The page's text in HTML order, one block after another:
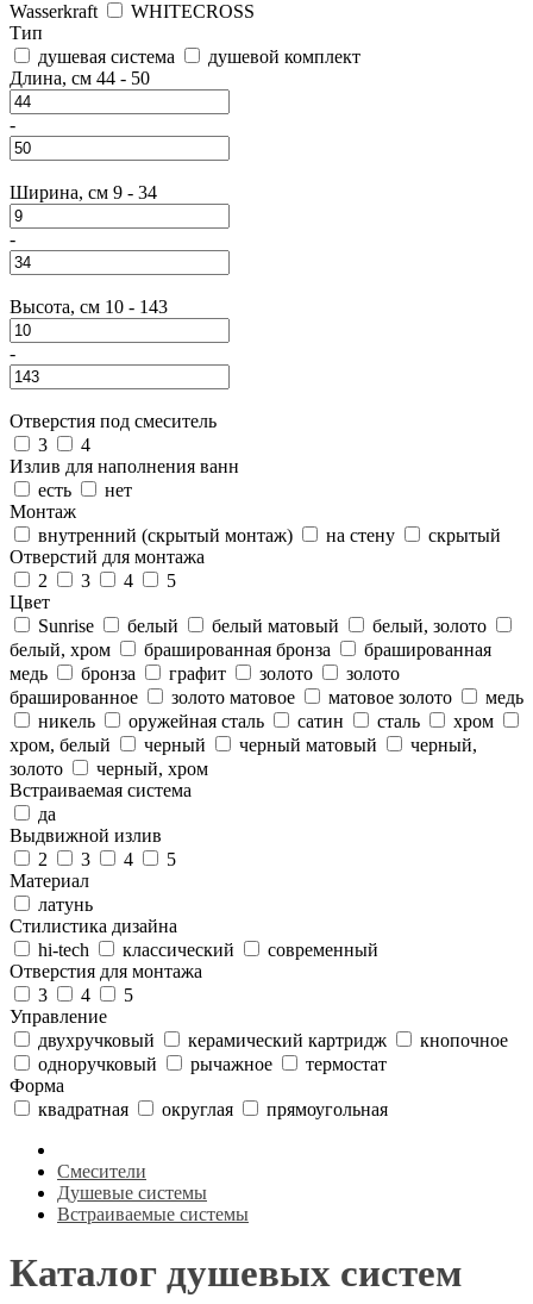
Wasserkraft
WHITECROSS
Тип
душевая система
душевой комплект
Длина, см 44 - 50
-
Ширина, см 9 - 34
-
Высота, см 10 - 143
-
Отверстия под смеситель
3
4
Излив для наполнения ванн
есть
нет
Монтаж
внутренний (скрытый монтаж)
на стену
скрытый
Отверстий для монтажа
2
3 4
5
Цвет
Sunrise
белый белый матовый
белый, золото
белый, хром
брашированная бронза
брашированная
медь
бронза графит золото
золото
брашированное
золото матовое матовое золото
медь
никель
оружейная сталь сатин сталь
хром
хром, белый
черный черный матовый
черный,
золото
черный, хром
Встраиваемая система
да
Выдвижной излив
2
3 4
5
Материал
латунь
Стилистика дизайна
hi-tech
классический
современный
Отверстия для монтажа
3
4
5
Управление
двухручковый
керамический картридж
кнопочное
одноручковый
рычажное
термостат
Форма
квадратная
округлая прямоугольная
Смесители
Душевые системы
Встраиваемые системы
Каталог душевых систем